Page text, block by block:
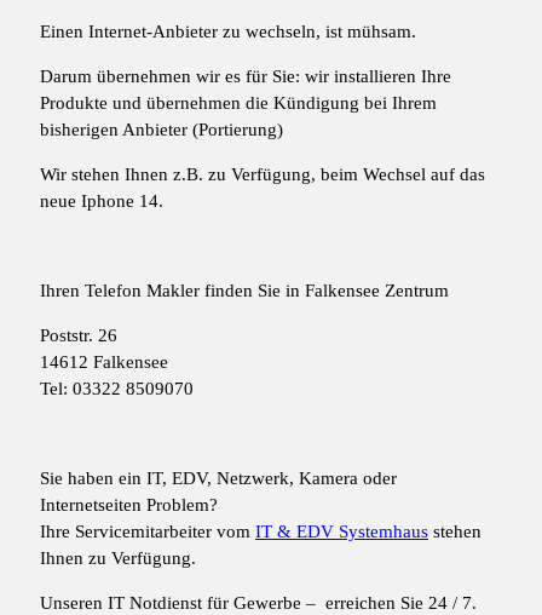
Einen Internet-Anbieter zu wechseln, ist mühsam.
Darum übernehmen wir es für Sie: wir installieren Ihre
Produkte und übernehmen die Kündigung bei Ihrem
bisherigen Anbieter (Portierung)
Wir stehen Ihnen z.B. zu Verfügung, beim Wechsel auf das
neue Iphone 14.
Ihren Telefon Makler finden Sie in Falkensee Zentrum
Poststr. 26
14612 Falkensee
Tel: 03322 8509070
Sie haben ein IT, EDV, Netzwerk, Kamera oder
Internetseiten Problem?
Ihre Servicemitarbeiter vom IT & EDV Systemhaus stehen
Ihnen zu Verfügung.
Unseren IT Notdienst für Gewerbe – erreichen Sie 24 / 7.